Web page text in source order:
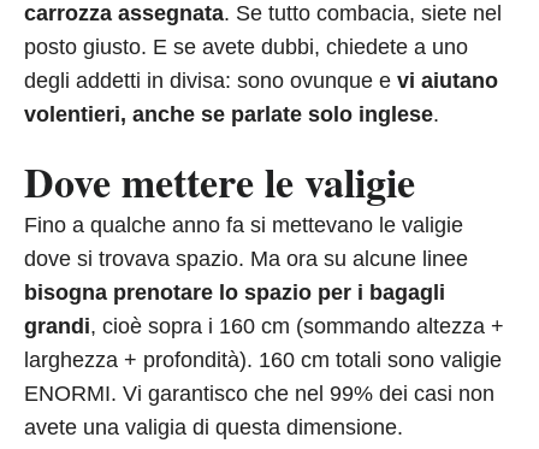
carrozza assegnata. Se tutto combacia, siete nel
posto giusto. E se avete dubbi, chiedete a uno
degli addetti in divisa: sono ovunque e vi aiutano
volentieri, anche se parlate solo inglese.
Dove mettere le valigie
Fino a qualche anno fa si mettevano le valigie
dove si trovava spazio. Ma ora su alcune linee
bisogna prenotare lo spazio per i bagagli
grandi, cioè sopra i 160 cm (sommando altezza +
larghezza + profondità). 160 cm totali sono valigie
ENORMI. Vi garantisco che nel 99% dei casi non
avete una valigia di questa dimensione.